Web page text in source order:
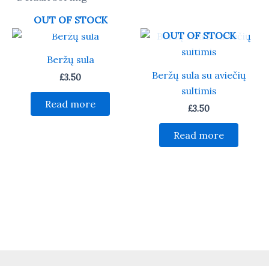
OUT OF STOCK
Beržų sula
£3.50
Read more
OUT OF STOCK
Beržų sula su aviečių
sultimis
£3.50
Read more